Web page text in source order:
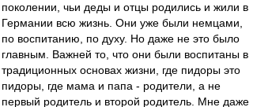
поколении, чьи деды и отцы родились и жили в
Германии всю жизнь. Они уже были немцами,
по воспитанию, по духу. Но даже не это было
главным. Важней то, что они были воспитаны в
традиционных основах жизни, где пидоры это
пидоры, где мама и папа - родители, а не
первый родитель и второй родитель. Мне даже